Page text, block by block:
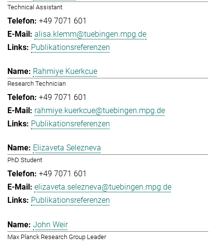
Technical Assistant
+49 7071 601
alisa.klemm@tuebingen.mpg.de
Publikationsreferenzen
Rahmiye Kuerkcue
Research Technician
+49 7071 601
rahmiye.kuerkcue@tuebingen.mpg.de
Publikationsreferenzen
Elizaveta Selezneva
PhD Student
+49 7071 601
elizaveta.selezneva@tuebingen.mpg.de
Publikationsreferenzen
John Weir
Max Planck Research Group Leader